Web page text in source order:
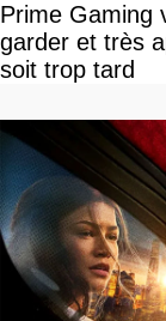
Prime Gaming
garder et très
soit trop tard